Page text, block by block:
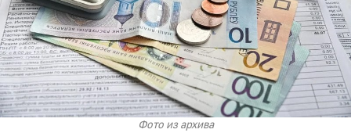
Фото из архива